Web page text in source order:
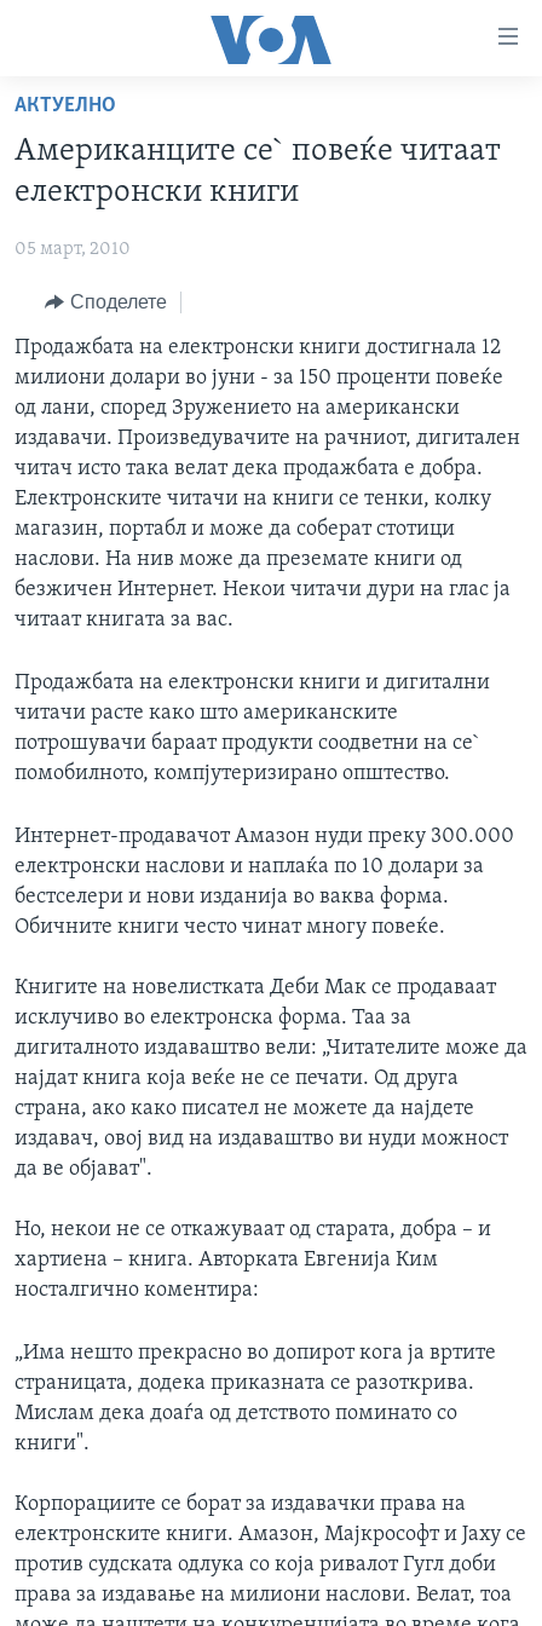
пристапност
Премини
на
главната
Премини
за
навигација
Пребарувај
РУБРИКИ
МАКЕДОНИЈА
СВЕТ
ЕКОНОМИЈА
ПОЛИТИКА
ЗДРАВЈЕ
НАУКА
УМЕТНОСТ И ЗАБАВА
ИНТЕРВЈУА
ФОТОГАЛЕРИИ
ДОКУМЕНТАРЦИ
АРХИВИРАНА ПРОГРАМА
NEWSFLASH - АРХИВА
ВЕСТИ ОД САД ВО МИНУТА - АРХИВА
ИЗБОРИ ВО САД 2020 - АРХИВА
ЗА НАС
Learning English
НАКУСО...
Јазици
АКТУЕЛНО
Американците се` повеќе читаат
електронски книги
05 март, 2010
Споделете
Продажбата на електронски книги достигнала 12
милиони долари во јуни - за 150 проценти повеќе
од лани, според Зружението на американски
издавачи. Произведувачите на рачниот, дигитален
читач исто така велат дека продажбата е добра.
Електронските читачи на книги се тенки, колку
магазин, портабл и може да соберат стотици
наслови. На нив може да преземате книги од
безжичен Интернет. Некои читачи дури на глас ја
читаат книгата за вас.
Продажбата на електронски книги и дигитални
читачи расте како што американските
потрошувачи бараат продукти соодветни на се`
помобилното, компјутеризирано општество.
Интернет-продавачот Амазон нуди преку 300.000
електронски наслови и наплаќа по 10 долари за
бестселери и нови изданија во ваква форма.
Обичните книги често чинат многу повеќе.
Книгите на новелистката Деби Мак се продаваат
исклучиво во електронска форма. Таа за
дигиталното издаваштво вели: „Читателите може да
најдат книга која веќе не се печати. Од друга
страна, ако како писател не можете да најдете
издавач, овој вид на издаваштво ви нуди можност
да ве објават".
Но, некои не се откажуваат од старата, добра – и
хартиена – книга. Авторката Евгенија Ким
носталгично коментира:
„Има нешто прекрасно во допирот кога ја вртите
страницата, додека приказната се разоткрива.
Мислам дека доаѓа од детството поминато со
книги".
Корпорациите се борат за издавачки права на
електронските книги. Амазон, Мајкрософт и Јаху се
против судската одлука со која ривалот Гугл доби
права за издавање на милиони наслови. Велат, тоа